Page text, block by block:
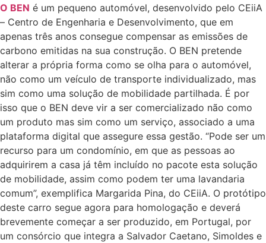
O BEN é um pequeno automóvel, desenvolvido pelo CEiiA
– Centro de Engenharia e Desenvolvimento, que em
apenas três anos consegue compensar as emissões de
carbono emitidas na sua construção. O BEN pretende
alterar a própria forma como se olha para o automóvel,
não como um veículo de transporte individualizado, mas
sim como uma solução de mobilidade partilhada. É por
isso que o BEN deve vir a ser comercializado não como
um produto mas sim como um serviço, associado a uma
plataforma digital que assegure essa gestão. “Pode ser um
recurso para um condomínio, em que as pessoas ao
adquirirem a casa já têm incluído no pacote esta solução
de mobilidade, assim como podem ter uma lavandaria
comum”, exemplifica Margarida Pina, do CEiiA. O protótipo
deste carro segue agora para homologação e deverá
brevemente começar a ser produzido, em Portugal, por
um consórcio que integra a Salvador Caetano, Simoldes e